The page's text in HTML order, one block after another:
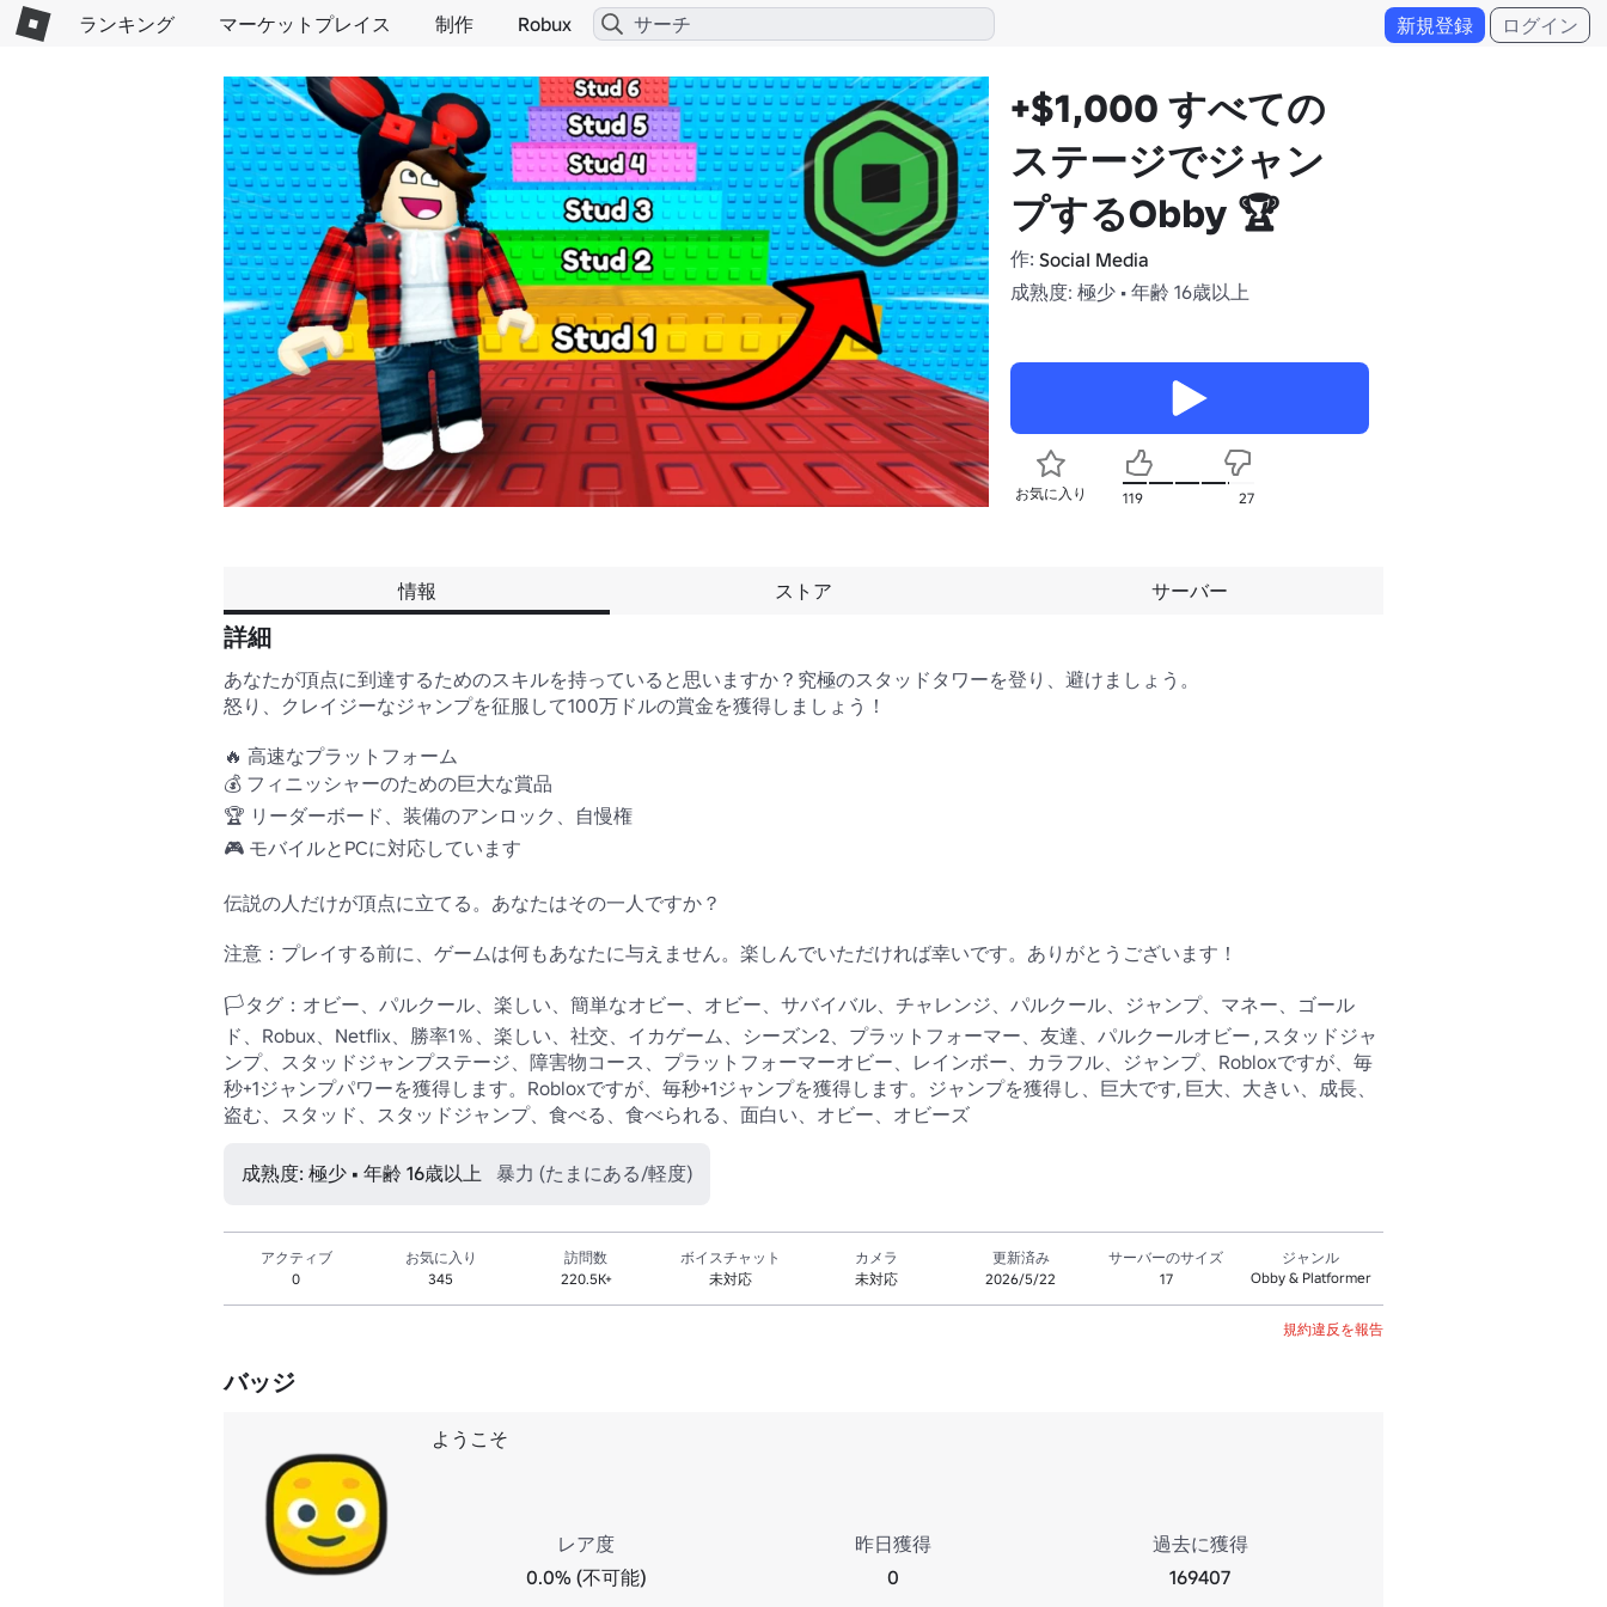
ランキング マーケットプレイス 制作 Robux 新規登録 ログイン
+$1,000 すべての
ステージでジャン
プするObby 🏆
作: SociaI Media
成熟度: 極少 • 年齢 16歳以上
お気に入り 119 27
情報 ストア サーバー
詳細
あなたが頂点に到達するためのスキルを持っていると思いますか？究極のスタッドタワーを登り、避けましょう。
怒り、クレイジーなジャンプを征服して100万ドルの賞金を獲得しましょう！
🔥 高速なプラットフォーム
💰 フィニッシャーのための巨大な賞品
🏆 リーダーボード、装備のアンロック、自慢権
🎮 モバイルとPCに対応しています
伝説の人だけが頂点に立てる。あなたはその一人ですか？
注意：プレイする前に、ゲームは何もあなたに与えません。楽しんでいただければ幸いです。ありがとうございます！
🏳️タグ：オビー、パルクール、楽しい、簡単なオビー、オビー、サバイバル、チャレンジ、パルクール、ジャンプ、マネー、ゴール
ド、Robux、Netflix、勝率1％、楽しい、社交、イカゲーム、シーズン2、プラットフォーマー、友達、パルクールオビー , スタッドジャ
ンプ、スタッドジャンプステージ、障害物コース、プラットフォーマーオビー、レインボー、カラフル、ジャンプ、Robloxですが、毎
秒+1ジャンプパワーを獲得します。Robloxですが、毎秒+1ジャンプを獲得します。ジャンプを獲得し、巨大です, 巨大、大きい、成長、
盗む、スタッド、スタッドジャンプ、食べる、食べられる、面白い、オビー、オビーズ
成熟度: 極少 • 年齢 16歳以上 暴力 (たまにある/軽度)
アクティブ
0
お気に入り
345
訪問数
220.5K+
ボイスチャット
未対応
カメラ
未対応
更新済み
2026/5/22
サーバーのサイズ
17
ジャンル
Obby & Platformer
規約違反を報告
バッジ
ようこそ
レア度
0.0% (不可能)
昨日獲得
0
過去に獲得
169407